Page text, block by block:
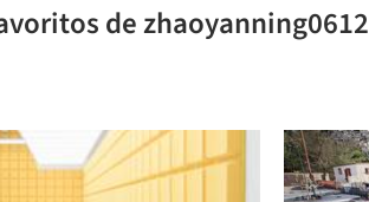
de zhaoyanning0612